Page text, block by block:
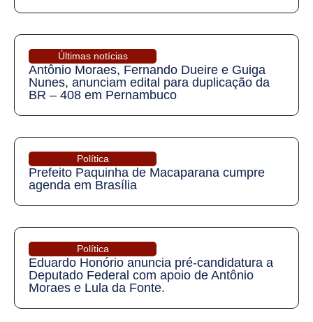
Últimas notícias
Antônio Moraes, Fernando Dueire e Guiga
Nunes, anunciam edital para duplicação da
BR – 408 em Pernambuco
Política
Prefeito Paquinha de Macaparana cumpre
agenda em Brasília
Política
Eduardo Honório anuncia pré-candidatura a
Deputado Federal com apoio de Antônio
Moraes e Lula da Fonte.